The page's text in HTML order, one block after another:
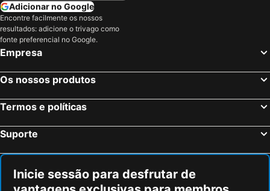
Adicionar no Google
Encontre facilmente os nossos
resultados: adicione o trivago como
fonte preferencial no Google.
Empresa
Os nossos produtos
Termos e políticas
Suporte
Inicie sessão para desfrutar de